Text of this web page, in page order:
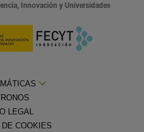
Innovación y Universidades
LEGAL
DE COOKIES